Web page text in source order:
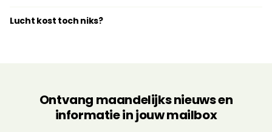
Lucht kost toch niks?
Ontvang maandelijks nieuws en
informatie in jouw mailbox